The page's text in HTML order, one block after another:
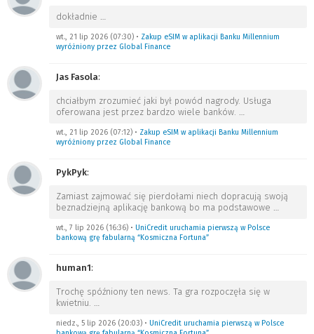
dokładnie …
wt., 21 lip 2026 (07:30) • Zakup eSIM w aplikacji Banku Millennium
wyróżniony przez Global Finance
Jas Fasola:
chciałbym zrozumieć jaki był powód nagrody. Usługa
oferowana jest przez bardzo wiele banków. …
wt., 21 lip 2026 (07:12) • Zakup eSIM w aplikacji Banku Millennium
wyróżniony przez Global Finance
PykPyk:
Zamiast zajmować się pierdołami niech dopracują swoją
beznadziejną aplikację bankową bo ma podstawowe …
wt., 7 lip 2026 (16:36) • UniCredit uruchamia pierwszą w Polsce
bankową grę fabularną “Kosmiczna Fortuna”
human1:
Trochę spóźniony ten news. Ta gra rozpoczęła się w
kwietniu. …
niedz., 5 lip 2026 (20:03) • UniCredit uruchamia pierwszą w Polsce